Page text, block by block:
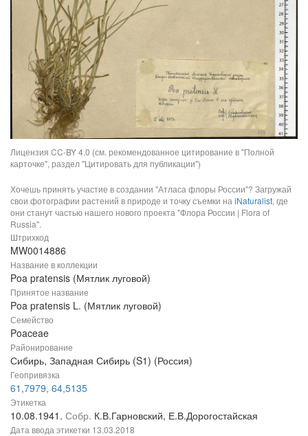
Лицензия CC-BY 4.0 (см. рекомендованное цитирование в "Полной
карточке", раздел "Цитировать для публикации")
Хочешь принять участие в создании "Атласа флоры России"? Загружай
свои фотографии растений в природе и точку съемки на iNaturalist, где
они станут частью нашего нового проекта "Флора России | Flora of
Russia".
Штрихкод
MW0014886
Название в коллекции
Poa pratensis (Мятлик луговой)
Принятое название
Poa pratensis L. (Мятлик луговой)
Семейство
Poaceae
Районирование
Сибирь, Западная Сибирь (S1) (Россия)
Геопривязка
61,7979, 64,5135
Этикетка
10.08.1941. Собр. К.В.Гарновский, Е.В.Дорогостайская
Дата ввода этикетки 13.03.2018